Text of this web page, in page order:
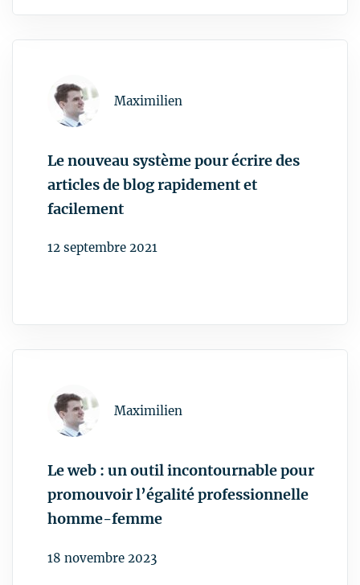
Le nouveau système pour écrire des
articles de blog rapidement et
facilement
Le web : un outil incontournable pour
promouvoir l’égalité professionnelle
homme-femme